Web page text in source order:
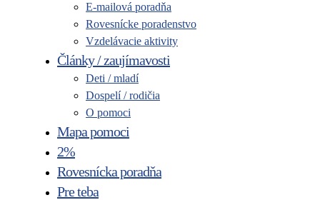
E-mailová poradňa
Rovesnícke poradenstvo
Vzdelávacie aktivity
Články / zaujímavosti
Deti / mladí
Dospelí / rodičia
O pomoci
Mapa pomoci
2%
Rovesnícka poradňa
Pre teba